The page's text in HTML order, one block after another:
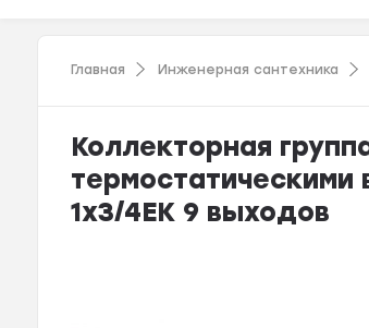
Главная Инженерная сантехника
Коллекторная
термостатическими
1x3/4ЕК 9 выходов